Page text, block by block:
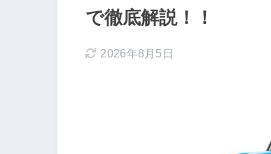
で徹底解説！！
2026年8月5日